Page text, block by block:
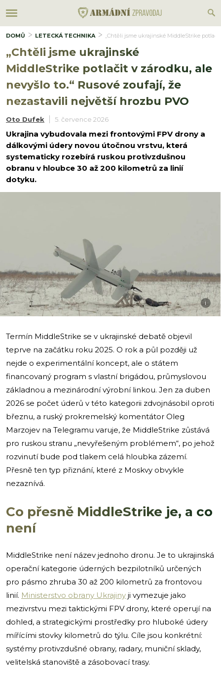
DOMŮ LETECKÁ TECHNIKA „Chtěli jsme ukrajinské MiddleStrike
„Chtěli jsme ukrajinské
MiddleStrike potlačit v zárodku, ale
nevyšlo to.“ Rusové zoufají, že
nezastavili největší hrozbu PVO
Oto Dufek 5. července 2026
Ukrajina vybudovala mezi frontovými FPV drony a
dálkovými údery novou útočnou vrstvu, která
systematicky rozebírá ruskou protivzdušnou
obranu v hloubce 30 až 200 kilometrů za linií
dotyku.
i
Termín MiddleStrike se v ukrajinské debatě objevil
teprve na začátku roku 2025. O rok a půl později už
nejde o experimentální koncept, ale o státem
financovaný program s vlastní brigádou, průmyslovou
základnou a mezinárodní výrobní linkou. Jen za duben
2026 se počet úderů v této kategorii zdvojnásobil oproti
březnu, a ruský prokremelský komentátor Oleg
Marzojev na Telegramu varuje, že MiddleStrike zůstává
pro ruskou stranu „nevyřešeným problémem“, po jehož
rozvinutí bude pod tlakem celá hloubka zázemí.
Přesně ten typ přiznání, které z Moskvy obvykle
nezaznívá.
Co přesně MiddleStrike je, a co
není
MiddleStrike není název jednoho dronu. Je to ukrajinská
operační kategorie úderných bezpilotníků určených
pro pásmo zhruba 30 až 200 kilometrů za frontovou
linií. Ministerstvo obrany Ukrajiny ji vymezuje jako
mezivrstvu mezi taktickými FPV drony, které operují na
dohled, a strategickými prostředky pro hluboké údery
mířícími stovky kilometrů do týlu. Cíle jsou konkrétní:
systémy protivzdušné obrany, radary, muniční sklady,
velitelská stanoviště a zásobovací trasy.